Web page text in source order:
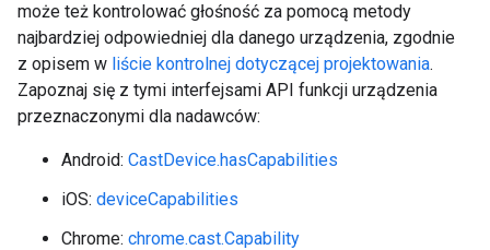
może też kontrolować głośność za pomocą metody
najbardziej odpowiedniej dla danego urządzenia, zgodnie
z opisem w liście kontrolnej dotyczącej projektowania.
Zapoznaj się z tymi interfejsami API funkcji urządzenia
przeznaczonymi dla nadawców:
Android: CastDevice.hasCapabilities
iOS: deviceCapabilities
Chrome: chrome.cast.Capability